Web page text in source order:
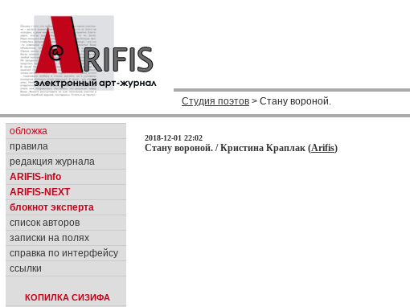
Студия поэтов > Стану вороной.
обложка
правила
редакция журнала
ARIFIS-info
ARIFIS-NEXT
блокнот эксперта
список авторов
записки на полях
справка по интерфейсу
ссылки
КОПИЛКА СИЗИФА
2018-12-01 22:02
Стану вороной. / Кристина Краплак (Arifis)